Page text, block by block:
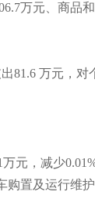
万元、商品
81.6 万元，对
万元，减少
购置及运行维